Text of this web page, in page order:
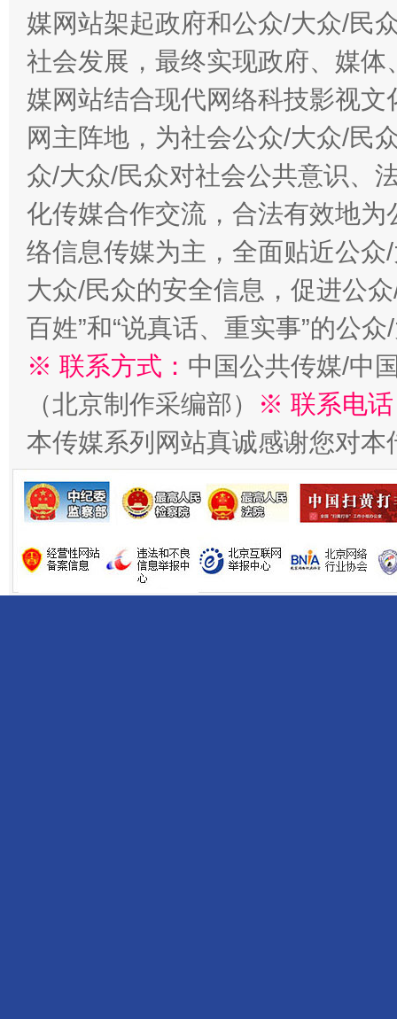
在谋一域中谋全局
今
习近平的博鳌关键词
魏明亮
媒网站架起政府和公众/大众/民
社会发展，最终实现政府、媒
媒网站结合现代网络科技影视
网主阵地，为社会公众/大众/民
众/大众/民众对社会公共意识、
化传媒合作交流，合法有效地
络信息传媒为主，全面贴近公
大众/民众的安全信息，促进公
百姓”和“说真话、重实事”的公
※ 联系方式： 中国公共传媒/中
（北京制作采编部）
※ 联系电
本传媒系列网站真诚感谢您对